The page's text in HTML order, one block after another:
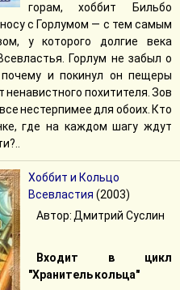
горам, хоббит Бильбо
с Горлумом — с тем самым
у которого долгие века
Горлум не забыл о
и покинул он пещеры
ненавистного похитителя. Зов
нестерпимее для обоих. Кто
где на каждом шагу ждут
Хоббит и Кольцо
Всевластия (2003)
Автор: Дмитрий Суслин
Входит в цикл
"Хранитель кольца"